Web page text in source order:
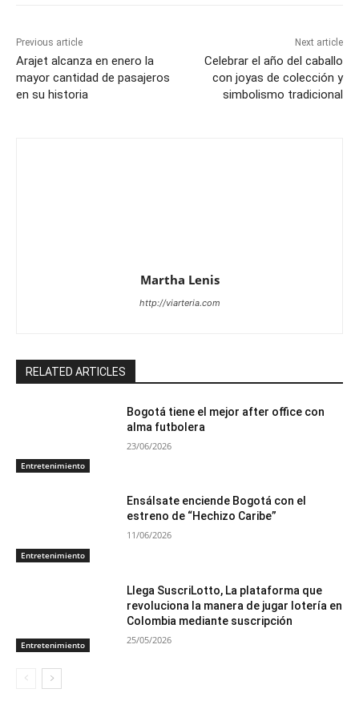
Previous article
Arajet alcanza en enero la
mayor cantidad de pasajeros
en su historia
Next article
Celebrar el año del caballo
con joyas de colección y
simbolismo tradicional
Martha Lenis
http://viarteria.com
RELATED ARTICLES
Entretenimiento
Bogotá tiene el mejor after office con
alma futbolera
23/06/2026
Entretenimiento
Ensálsate enciende Bogotá con el
estreno de “Hechizo Caribe”
11/06/2026
Entretenimiento
Llega SuscriLotto, La plataforma que
revoluciona la manera de jugar lotería en
Colombia mediante suscripción
25/05/2026